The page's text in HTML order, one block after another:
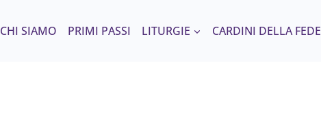
CHI SIAMO PRIMI PASSI LITURGIE CARDINI DELLA FEDE